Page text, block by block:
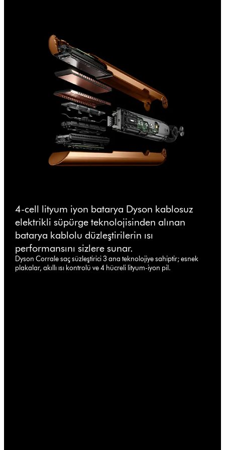
4-cell lityum iyon batarya Dyson kablosuz
elektrikli süpürge teknolojisinden alınan
batarya kablolu düzleştirilerin ısı
performansını sizlere sunar.
Dyson Corrale saç süzleştirici 3 ana teknolojiye sahiptir; esnek
plakalar, akıllı ısı kontrolü ve 4 hücreli lityum-iyon pil.